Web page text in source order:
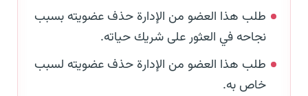
طلب هذا العضو من الإدارة حذف عضويته بسبب
نجاحه في العثور على شريك حياته.
طلب هذا العضو من الإدارة حذف عضويته لسبب
خاص به.